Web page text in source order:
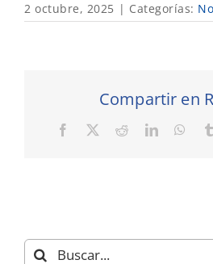
2 octubre, 2025 | Categorías:
Compartir en
Facebook RedditLinkedIn
Buscar: